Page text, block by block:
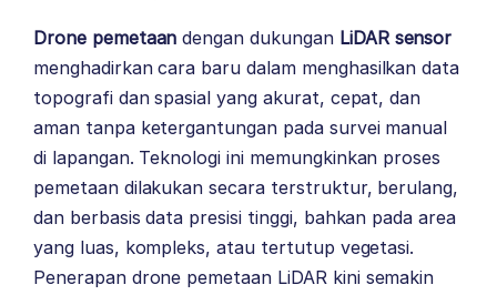
Drone pemetaan dengan dukungan LiDAR sensor
menghadirkan cara baru dalam menghasilkan data
topografi dan spasial yang akurat, cepat, dan
aman tanpa ketergantungan pada survei manual
di lapangan. Teknologi ini memungkinkan proses
pemetaan dilakukan secara terstruktur, berulang,
dan berbasis data presisi tinggi, bahkan pada area
yang luas, kompleks, atau tertutup vegetasi.
Penerapan drone pemetaan LiDAR kini semakin